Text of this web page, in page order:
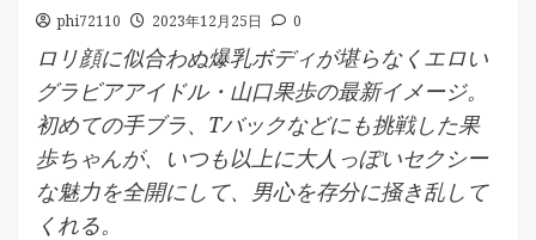
phi72110 2023年12月25日 0
ロリ顔に似合わぬ爆乳ボディが堪らなくエロい
グラビアアイドル・山口果歩の最新イメージ。
初めての手ブラ、Tバックなどにも挑戦した果
歩ちゃんが、いつも以上に大人っぽいセクシー
な魅力を全開にして、男心を存分に掻き乱して
くれる。